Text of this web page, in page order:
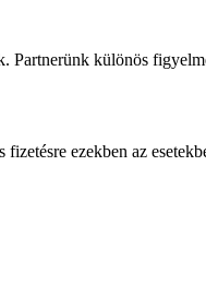
különös
ezekben az